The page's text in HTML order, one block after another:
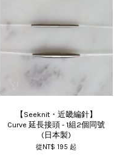
【Seeknit・近畿編針】
Curve 延長接頭 - 1組2個同號
(日本製)
從NT$ 195起